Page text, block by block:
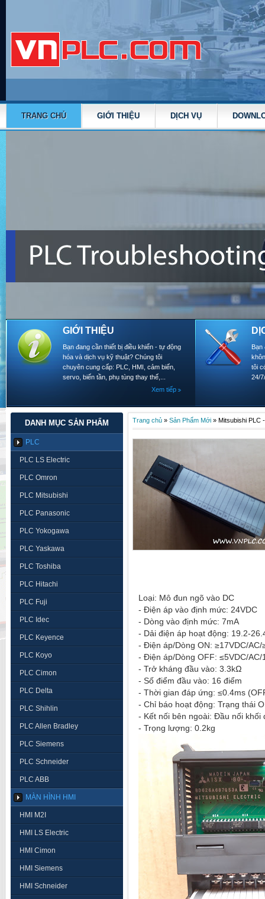
TRANG CHỦ GIỚI THIỆU DỊCH VỤ
GIỚI THIỆU
Bạn đang cần thiết bị điều khiển - tự động
hóa và dịch vụ kỹ thuật? Chúng tôi
chuyên cung cấp: PLC, HMI, cảm biến,
servo, biến tần, phụ tùng thay thế,...
Xem tiếp
Bạn
tôi
24/
DANH MỤC SẢN PHẨM
PLC
PLC LS Electric
PLC Omron
PLC Mitsubishi
PLC Panasonic
PLC Yokogawa
PLC Yaskawa
PLC Toshiba
PLC Hitachi
PLC Fuji
PLC Idec
PLC Keyence
PLC Koyo
PLC Cimon
PLC Delta
PLC Shihlin
PLC Allen Bradley
PLC Siemens
PLC Schneider
PLC ABB
MÀN HÌNH HMI
HMI M2I
HMI LS Electric
HMI Cimon
HMI Siemens
HMI Schneider
Trang chủ » Sản Phẩm Mới » Mitsubishi PLC
Loại: Mô đun ngõ vào DC
- Điện áp vào định mức: 24VDC
- Dòng vào định mức: 7mA
- Dải điện áp hoạt động: 19.2-
- Điện áp/Dòng ON: ≥17VDC/
- Điện áp/Dòng OFF: ≤5VDC/
- Trở kháng đầu vào: 3.3kΩ
- Số điểm đầu vào: 16 điểm
- Thời gian đáp ứng: ≤0.4ms
- Chỉ báo hoạt động: Trạng thái
- Kết nối bên ngoài: Đầu nối
- Trọng lượng: 0.2kg